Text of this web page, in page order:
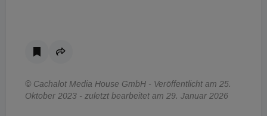
© Cachalot Media House GmbH - Veröffentlicht am 25.
Oktober 2023 - zuletzt bearbeitet am 29. Januar 2026